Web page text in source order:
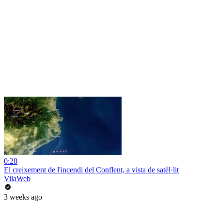
0:28
El creixement de l'incendi del Conflent, a vista de satèl·lit
VilaWeb
3 weeks ago